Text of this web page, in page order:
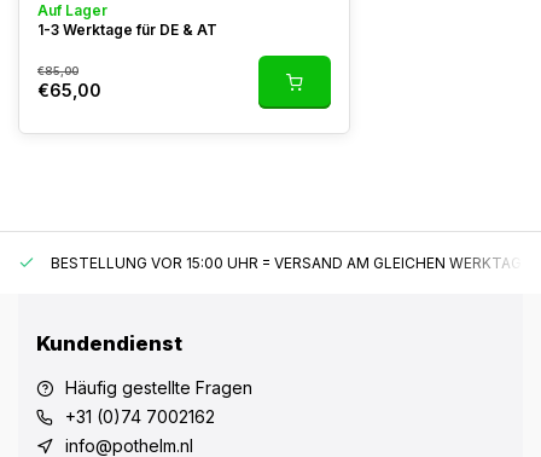
Auf Lager
1-3 Werktage für DE & AT
€85,00
€65,00
BESTELLUNG VOR 15:00 UHR = VERSAND AM GLEICHEN WERKTAG*
Kundendienst
Häufig gestellte Fragen
+31 (0)74 7002162
info@pothelm.nl